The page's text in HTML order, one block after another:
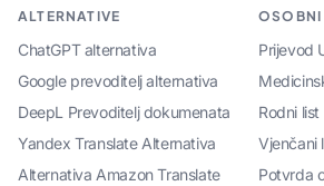
ALTERNATIVE
ChatGPT alternativa
Google prevoditelj alternativa
DeepL Prevoditelj dokumenata
Yandex Translate Alternativa
Alternativa Amazon Translate
OSOBNI
Prijevod
Rodni list
Vjenčani
Potvrda